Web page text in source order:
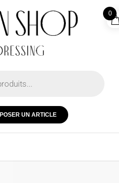
UN ARTICLE
0